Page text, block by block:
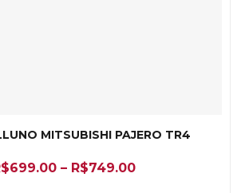
MITSUBISHI PAJERO TR4
699.00 – R$749.00